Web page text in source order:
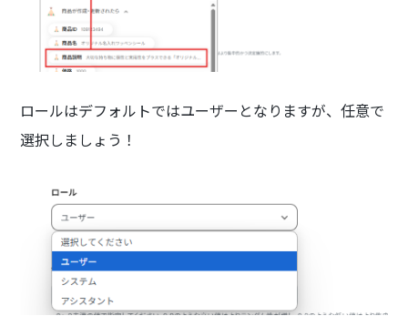
ロールはデフォルトではユーザーとなりますが、任意で
選択しましょう！